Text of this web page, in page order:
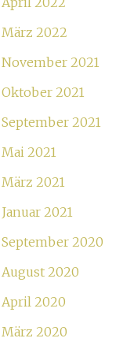
März 2022
November 2021
Oktober 2021
September 2021
Mai 2021
März 2021
Januar 2021
September 2020
August 2020
April 2020
März 2020